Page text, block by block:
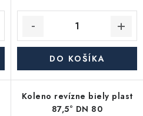
DO KOŠÍKA
Koleno revízne biely plast
87,5° DN 80